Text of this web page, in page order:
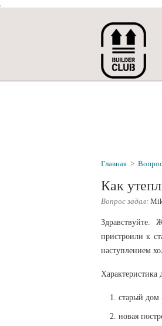
.
Главная >
Как
Вопрос задал:
пристроили к
наступлением
Характеристика
старый дом
новая